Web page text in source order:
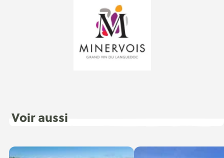
Voir aussi